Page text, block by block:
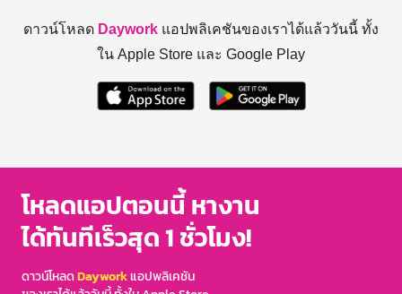
ดาวน์โหลด Daywork แอปพลิเคชันของเราได้แล้ววันนี้ ทั้ง
ใน Apple Store และ Google Play
โหลดแอปตอนนี้ หางาน
ได้ทันทีเร็วสุด 1 ชั่วโมง!
ดาวน์โหลดDayworkแอปพลิเคชัน